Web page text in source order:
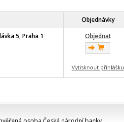
Objednávky
5, Praha 1
Objednat
Vytisknout přihlášku